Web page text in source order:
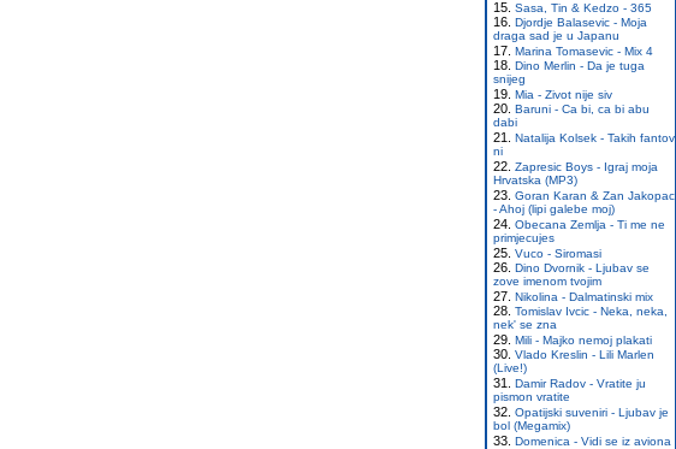
Sasa, Tin & Kedzo - 365
Djordje Balasevic - Moja
draga sad je u Japanu
Marina Tomasevic - Mix 4
Dino Merlin - Da je tuga
snijeg
Mia - Zivot nije siv
Baruni - Ca bi, ca bi abu
dabi
Natalija Kolsek - Takih fantov
ni
Zapresic Boys - Igraj moja
Hrvatska (MP3)
Goran Karan & Zan Jakopac
- Ahoj (lipi galebe moj)
Obecana Zemlja - Ti me ne
primjecujes
Vuco - Siromasi
Dino Dvornik - Ljubav se
zove imenom tvojim
Nikolina - Dalmatinski mix
Tomislav Ivcic - Neka, neka,
nek' se zna
Mili - Majko nemoj plakati
Vlado Kreslin - Lili Marlen
(Live!)
Damir Radov - Vratite ju
pismon vratite
Opatijski suveniri - Ljubav je
bol (Megamix)
Domenica - Vidi se iz aviona